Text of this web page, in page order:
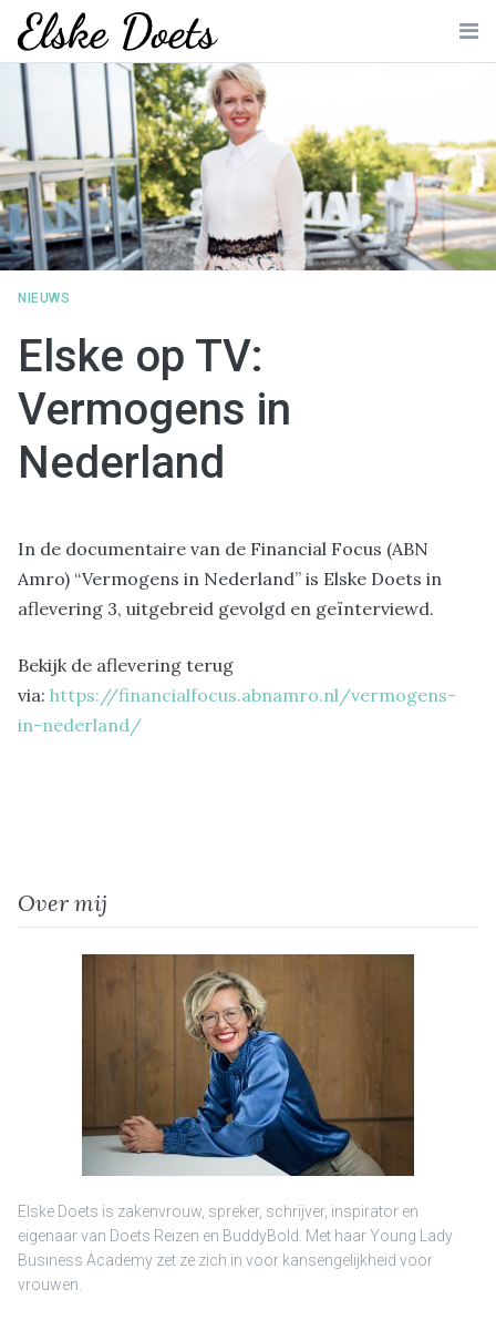
Skip
content
NIEUWS
Elske op TV:
Vermogens in
Nederland
In de documentaire van de Financial Focus (ABN
Amro) “Vermogens in Nederland” is Elske Doets in
aflevering 3, uitgebreid gevolgd en geïnterviewd.
Bekijk de aflevering terug
via: https://financialfocus.abnamro.nl/vermogens-
in-nederland/
Over mij
Elske Doets is zakenvrouw, spreker, schrijver, inspirator en
eigenaar van Doets Reizen en BuddyBold. Met haar Young Lady
Business Academy zet ze zich in voor kansengelijkheid voor
vrouwen.